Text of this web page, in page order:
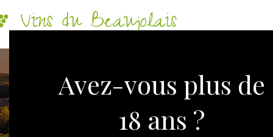
Avez-vous plus de
18 ans ?